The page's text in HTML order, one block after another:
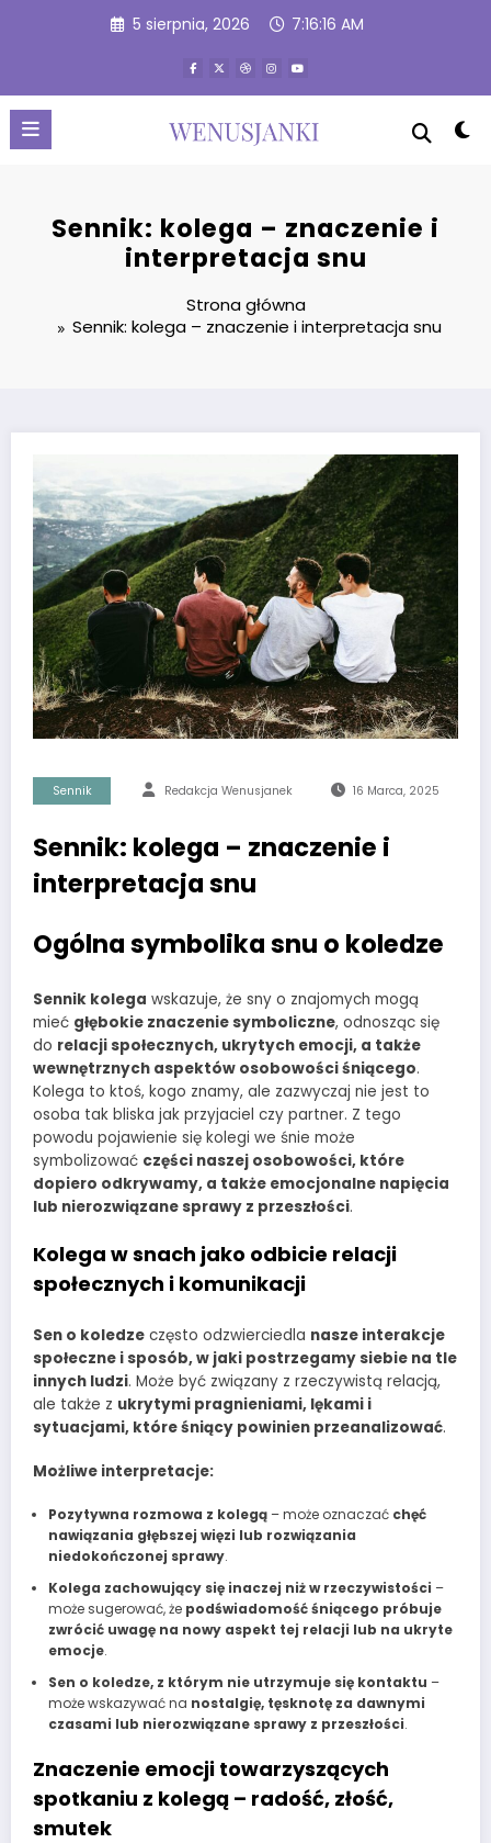
5 sierpnia, 2026 7:16:16 AM
Sennik: kolega – znaczenie i
interpretacja snu
Strona główna
Sennik: kolega – znaczenie i interpretacja snu
Sennik Redakcja Wenusjanek 16 Marca, 2025
Sennik: kolega – znaczenie i
interpretacja snu
Ogólna symbolika snu o koledze
Sennik kolega wskazuje, że sny o znajomych mogą
mieć głębokie znaczenie symboliczne, odnosząc się
do relacji społecznych, ukrytych emocji, a także
wewnętrznych aspektów osobowości śniącego.
Kolega to ktoś, kogo znamy, ale zazwyczaj nie jest to
osoba tak bliska jak przyjaciel czy partner. Z tego
powodu pojawienie się kolegi we śnie może
symbolizować części naszej osobowości, które
dopiero odkrywamy, a także emocjonalne napięcia
lub nierozwiązane sprawy z przeszłości.
Kolega w snach jako odbicie relacji
społecznych i komunikacji
Sen o koledze często odzwierciedla nasze interakcje
społeczne i sposób, w jaki postrzegamy siebie na tle
innych ludzi. Może być związany z rzeczywistą relacją,
ale także z ukrytymi pragnieniami, lękami i
sytuacjami, które śniący powinien przeanalizować.
Możliwe interpretacje:
Pozytywna rozmowa z kolegą– może oznaczać chęć
nawiązania głębszej więzi lub rozwiązania
niedokończonej sprawy.
Kolega zachowujący się inaczej niż w rzeczywistości –
może sugerować, że podświadomość śniącego próbuje
zwrócić uwagę na nowy aspekt tej relacji lub na ukryte
emocje.
Sen o koledze, z którym nie utrzymuje się kontaktu –
może wskazywać na nostalgię, tęsknotę za dawnymi
czasami lub nierozwiązane sprawy z przeszłości.
Znaczenie emocji towarzyszących
spotkaniu z kolegą – radość, złość,
smutek